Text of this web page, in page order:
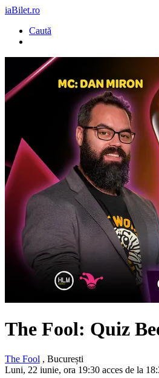
iaBilet.ro
Caută
The Fool: Quiz
The Fool , București
Luni, 22 iunie, ora 19:30 acces de la